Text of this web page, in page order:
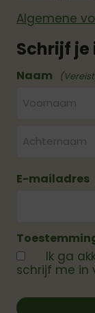
Algemene
Schrijf
Naam
E-mailadres
Ik ga
schrijf me in